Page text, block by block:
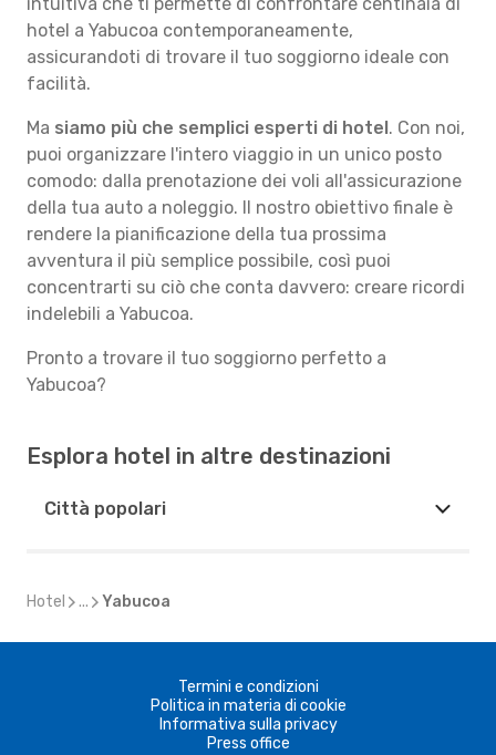
hotel a Yabucoa contemporaneamente,
assicurandoti di trovare il tuo soggiorno ideale con
facilità.
Ma siamo più che semplici esperti di hotel. Con noi,
puoi organizzare l'intero viaggio in un unico posto
comodo: dalla prenotazione dei voli all'assicurazione
della tua auto a noleggio. Il nostro obiettivo finale è
rendere la pianificazione della tua prossima
avventura il più semplice possibile, così puoi
concentrarti su ciò che conta davvero: creare ricordi
indelebili a Yabucoa.
Pronto a trovare il tuo soggiorno perfetto a
Yabucoa?
Esplora hotel in altre destinazioni
Città popolari
Hotel ... Yabucoa
Termini e condizioni
Politica in materia di cookie
Informativa sulla privacy
Press office